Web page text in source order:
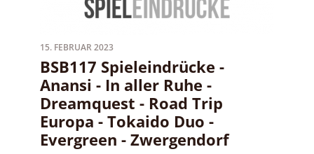
15. FEBRUAR 2023
BSB117 Spieleindrücke -
Anansi - In aller Ruhe -
Dreamquest - Road Trip
Europa - Tokaido Duo -
Evergreen - Zwergendorf